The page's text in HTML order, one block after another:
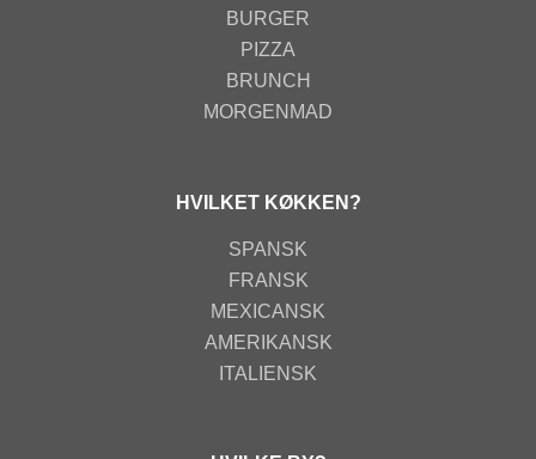
BURGER
PIZZA
BRUNCH
MORGENMAD
HVILKET KØKKEN?
SPANSK
FRANSK
MEXICANSK
AMERIKANSK
ITALIENSK